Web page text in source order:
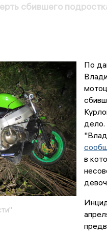
сбившего
По
дело.
в